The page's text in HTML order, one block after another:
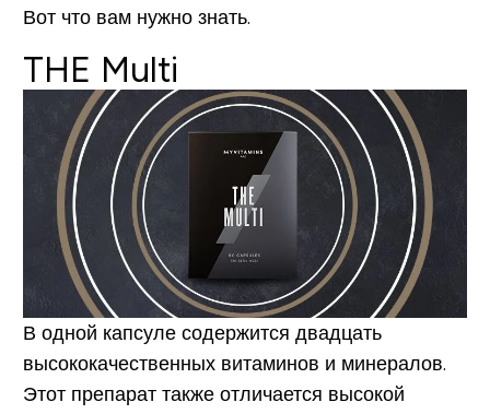
Вот что вам нужно знать.
THE Multi
В одной капсуле содержится двадцать
высококачественных витаминов и минералов.
Этот препарат также отличается высокой